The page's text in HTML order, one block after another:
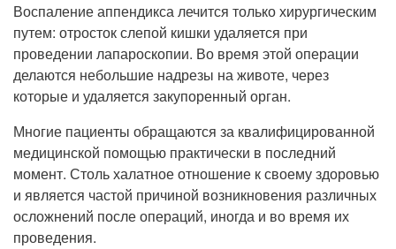
Воспаление аппендикса лечится только хирургическим
путем: отросток слепой кишки удаляется при
проведении лапароскопии. Во время этой операции
делаются небольшие надрезы на животе, через
которые и удаляется закупоренный орган.
Многие пациенты обращаются за квалифицированной
медицинской помощью практически в последний
момент. Столь халатное отношение к своему здоровью
и является частой причиной возникновения различных
осложнений после операций, иногда и во время их
проведения.